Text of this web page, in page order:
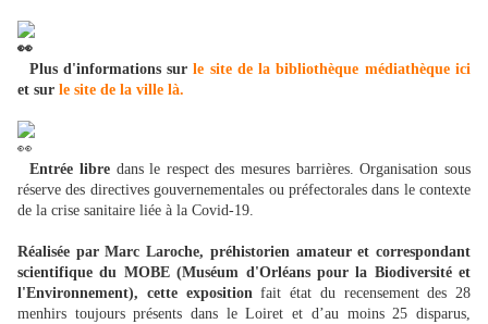
Plus d'informations surle site de la bibliothèque médiathèque ici
et sur le site de la ville là.
Entrée libredans le respect des mesures barrières. Organisation sous
réserve des directives gouvernementales ou préfectorales dans le contexte
de la crise sanitaire liée à la Covid-19.
Réalisée par Marc Laroche, préhistorien amateur et correspondant
scientifique du MOBE (Muséum d'Orléans pour la Biodiversité et
l'Environnement), cette expositionfait état du recensement des 28
menhirs toujours présents dans le Loiret et d’au moins 25 disparus,